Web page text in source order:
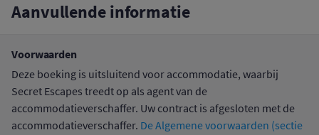
Aanvullende informatie
Voorwaarden
Deze boeking is uitsluitend voor accommodatie, waarbij
Secret Escapes treedt op als agent van de
accommodatieverschaffer. Uw contract is afgesloten met de
accommodatieverschaffer. De Algemene voorwaarden (sectie